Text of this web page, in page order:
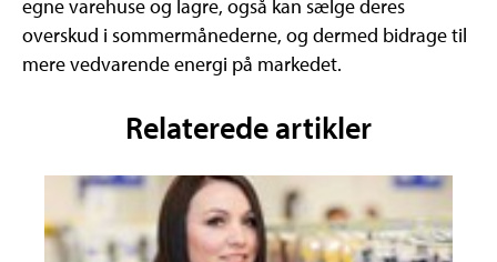
egne varehuse og lagre, også kan sælge deres
overskud i sommermånederne, og dermed bidrage til
mere vedvarende energi på markedet.
Relaterede artikler